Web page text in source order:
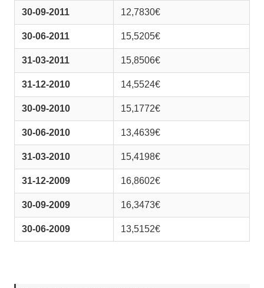
30-09-2011 12,7830€
30-06-2011 15,5205€
31-03-2011 15,8506€
31-12-2010 14,5524€
30-09-2010 15,1772€
30-06-2010 13,4639€
31-03-2010 15,4198€
31-12-2009 16,8602€
30-09-2009 16,3473€
30-06-2009 13,5152€